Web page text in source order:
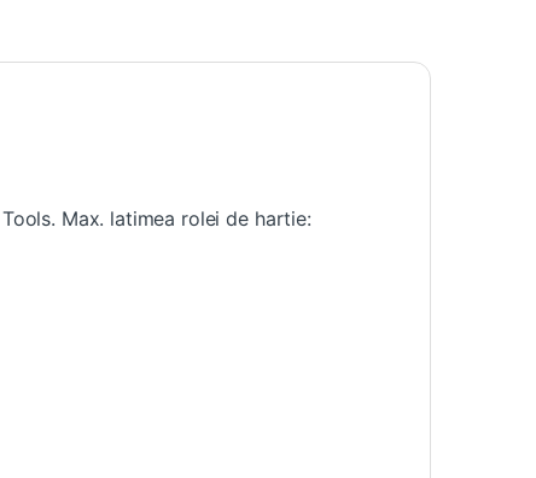
Max. latimea rolei de hartie: